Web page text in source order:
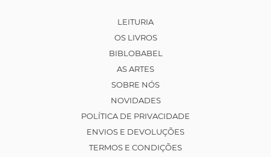
LEITURIA
OS LIVROS
BIBLOBABEL
AS ARTES
SOBRE NÓS
NOVIDADES
POLÍTICA DE PRIVACIDADE
ENVIOS E DEVOLUÇÕES
TERMOS E CONDIÇÕES